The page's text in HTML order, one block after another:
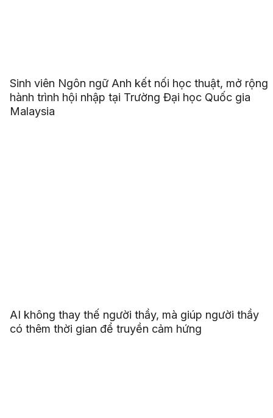
Sinh viên Ngôn ngữ Anh kết nối học thuật, mở rộng
hành trình hội nhập tại Trường Đại học Quốc gia
Malaysia
AI không thay thế người thầy, mà giúp người thầy
có thêm thời gian để truyền cảm hứng